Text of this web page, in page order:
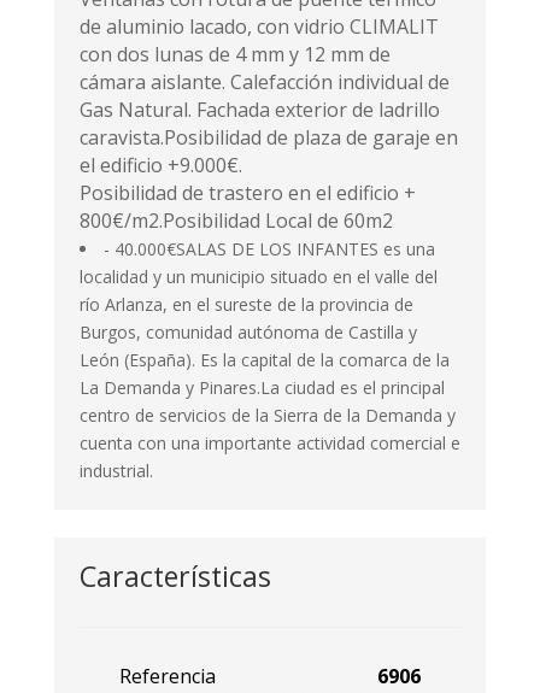
de aluminio lacado, con vidrio CLIMALIT
con dos lunas de 4 mm y 12 mm de
cámara aislante. Calefacción individual de
Gas Natural. Fachada exterior de ladrillo
caravista.Posibilidad de plaza de garaje en
el edificio +9.000€.
Posibilidad de trastero en el edificio +
800€/m2.Posibilidad Local de 60m2
- 40.000€SALAS DE LOS INFANTES es una
localidad y un municipio situado en el valle del
río Arlanza, en el sureste de la provincia de
Burgos, comunidad autónoma de Castilla y
León (España). Es la capital de la comarca de la
La Demanda y Pinares.La ciudad es el principal
centro de servicios de la Sierra de la Demanda y
cuenta con una importante actividad comercial e
industrial.
Características
Referencia
6906